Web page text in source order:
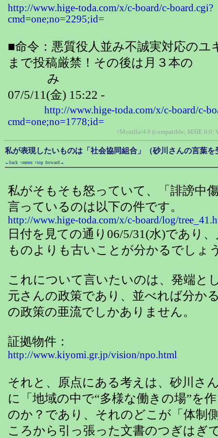
http://www.hige-toda.com/x/c-board/c-board.cgi?
cmd=one;no=2295;id=
■命令：悪質役人並み不誠実対応のユ
まで投稿厳禁！その後は月３本の
み 戸
07/5/11(金) 15:22 -
http://www.hige-toda.com/x/c-board/c-
cmd=one;no=1778;id=
<Mozilla/4.0 (compatible; MSIE 6.0;
私が表現したいものは「社会協同組合」（砂川さんの言葉を
←back ↑menu ↑top forward→
私がそもそも怒っていて、「誹謗中
言っているのは以下の件です。
http://www.hige-toda.com/x/c-board/log/
日付を見ての通り06/5/31(水)であり
ものよりも古いことが分かるでしょ
これについて言いたいのは、発端と
元さんの政策であり、並べれば分か
の政策の亜流でしかありません。
証拠物件：
http://www.kiyomi.gr.jp/vision/npo.html
それと、原点にある考えは、砂川さ
に「地域の中で“多様な働きの場”を
のか？であり、それのどこが「体制
ころから引っ張った文書のつぎはぎ